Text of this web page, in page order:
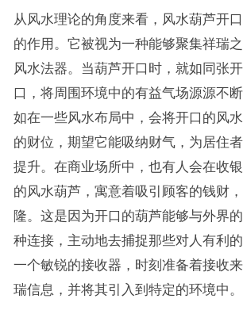
从风水理论的角度来看，风水葫芦开
的作用。它被视为一种能够聚集祥瑞
风水法器。当葫芦开口时，就如同张
口，将周围环境中的有益气场源源不
如在一些风水布局中，会将开口的风
的财位，期望它能吸纳财气，为居住
提升。在商业场所中，也有人会在收
的风水葫芦，寓意着吸引顾客的钱财
隆。这是因为开口的葫芦能够与外界
种连接，主动地去捕捉那些对人有利
一个敏锐的接收器，时刻准备着接收
瑞信息，并将其引入到特定的环境中。